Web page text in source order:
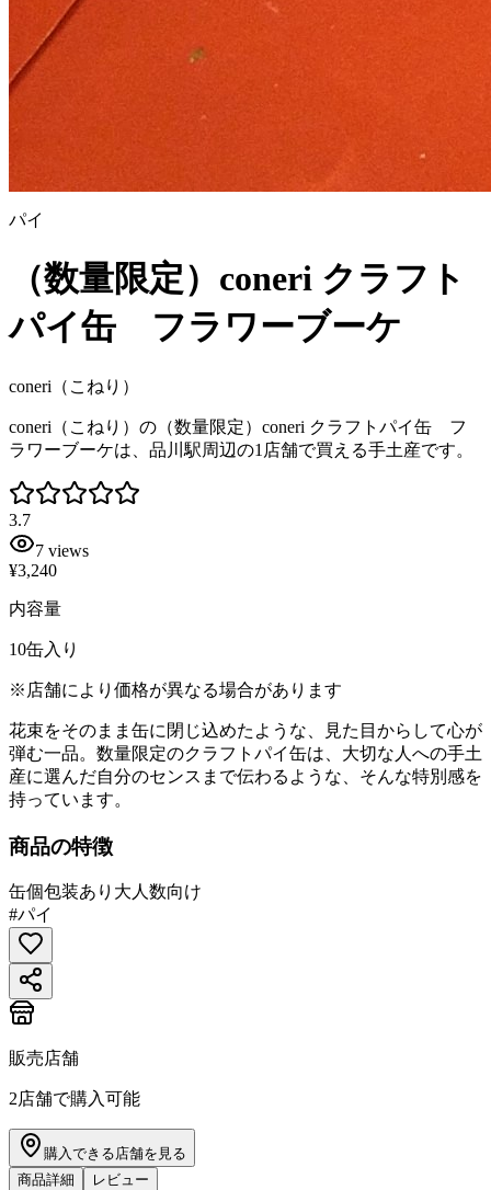
パイ
（数量限定）coneri クラフト
パイ缶 フラワーブーケ
coneri（こねり）
coneri（こねり）の（数量限定）coneri クラフトパイ缶 フ
ラワーブーケは、品川駅周辺の1店舗で買える手土産です。
3.7
7 views
¥3,240
内容量
10缶入り
※店舗により価格が異なる場合があります
花束をそのまま缶に閉じ込めたような、見た目からして心が
弾む一品。数量限定のクラフトパイ缶は、大切な人への手土
産に選んだ自分のセンスまで伝わるような、そんな特別感を
持っています。
商品の特徴
缶個包装あり 大人数向け
#パイ
販売店舗
2店舗で購入可能
購入できる店舗を見る
商品詳細
レビュー